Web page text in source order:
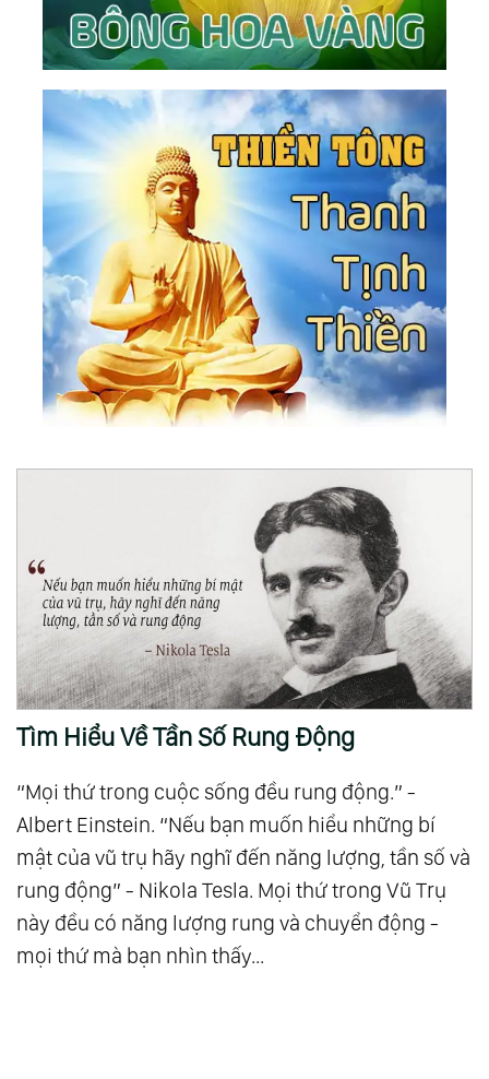
Tìm Hiểu Về Tần Số Rung Động
“Mọi thứ trong cuộc sống đều rung động.” -
Albert Einstein. “Nếu bạn muốn hiểu những bí
mật của vũ trụ hãy nghĩ đến năng lượng, tần số và
rung động” - Nikola Tesla. Mọi thứ trong Vũ Trụ
này đều có năng lượng rung và chuyển động -
mọi thứ mà bạn nhìn thấy...